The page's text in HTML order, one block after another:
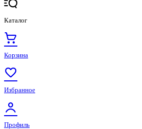
Каталог
Корзина
Избранное
Профиль